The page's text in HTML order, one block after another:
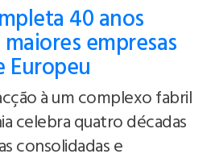
40 anos
empresas
Europeu
à um complexo fabril
celebra quatro décadas
consolidadas e